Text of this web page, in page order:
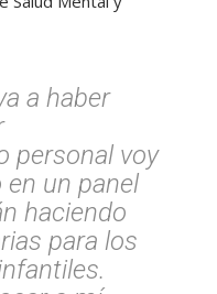
a haber
personal voy
un panel
haciendo
para los